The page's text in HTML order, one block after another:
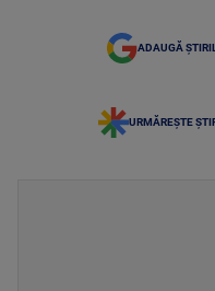
ADAUGĂ
URMĂREȘTE